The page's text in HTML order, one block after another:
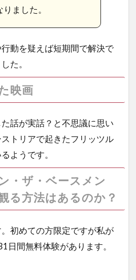
ました。
動を疑えば短期間で解決で
た。
映画
話が実話？と不思議に思い
トリアで起きたフリッツル
ようです。
・ザ・ベースメン
る方法はあるのか？
初めての方限定ですが私が
日間無料体験があります。